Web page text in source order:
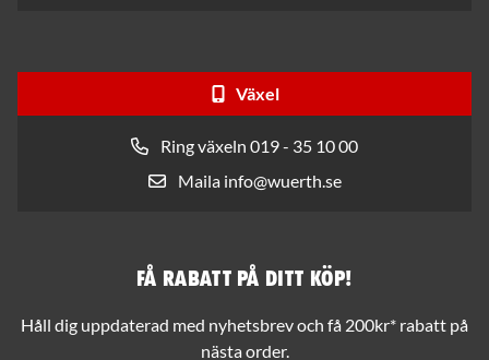
Växel
Ring växeln 019 - 35 10 00
Maila info@wuerth.se
Få rabatt på ditt köp!
Håll dig uppdaterad med nyhetsbrev och få 200kr* rabatt på
nästa order.